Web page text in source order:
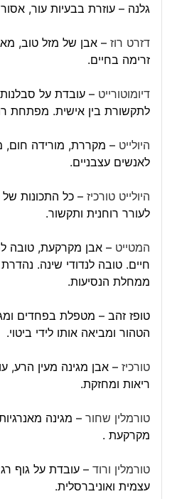
גלנה – עוזרת בבעיות עור,
דזרט רוז– אבן של מזל טוב,
זרימה בחיים.
דיומוטורייט – עובדת על סבלנות
לתקשורת בין אישית. מפתחת
היולייט – מקררת, מורידה חום,
לאנשים עצבניים.
היולייט טורכיז– כל התכונות של
לעורר רוחנית ותקשור.
המטייט – אבן מקרקעת, טובה
חיים. טובה לנדודי שינה.
ממחלת הנסיעות.
טופז זהב – מטפלת בפחדים
הטהור ומביאה אותו לידי ביטוי.
טורכיז– אבן מגינה מעין הרע,
ריאות ומחזקת.
טורמלין שחור– מגינה
מקרקעת .
טורמלין ורוד– עובדת על גוף
עצמית ואוניברסלית.